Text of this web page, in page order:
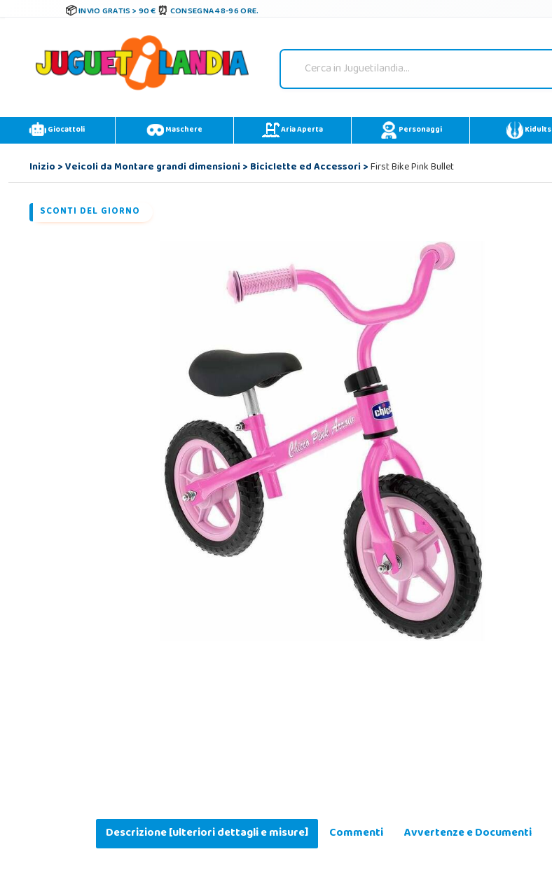
INVIO GRATIS > 90 € CONSEGNA 48-96 ORE.
Giocattoli Maschere Aria Aperta Personaggi Kidults
Inizio>Veicoli da Montare grandi dimensioni>Biciclette ed Accessori>First Bike Pink Bullet
SCONTI DEL GIORNO
Descrizione [ulteriori dettagli e misure] Commenti Avvertenze e Documenti